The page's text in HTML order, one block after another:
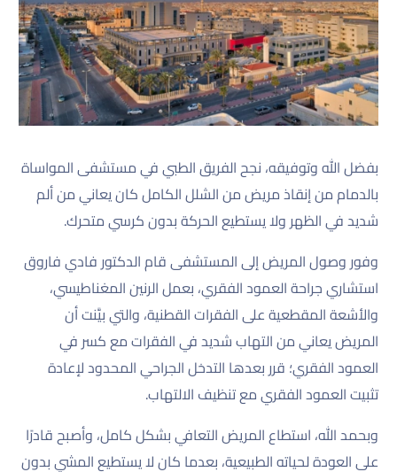
بفضل الله وتوفيقه، نجح الفريق الطبي في مستشفى المواساة
بالدمام من إنقاذ مريض من الشلل الكامل كان يعاني من ألم
شديد في الظهر ولا يستطيع الحركة بدون كرسي متحرك.
وفور وصول المريض إلى المستشفى قام الدكتور فادي فاروق
استشاري جراحة العمود الفقري، بعمل الرنين المغناطيسي،
والأشعة المقطعية على الفقرات القطنية، والتي بيَّنت أن
المريض يعاني من التهاب شديد في الفقرات مع كسر في
العمود الفقري؛ قرر بعدها التدخل الجراحي المحدود لإعادة
تثبيت العمود الفقري مع تنظيف الالتهاب.
وبحمد الله، استطاع المريض التعافي بشكل كامل، وأصبح قادرًا
على العودة لحياته الطبيعية، بعدما كان لا يستطيع المشي بدون